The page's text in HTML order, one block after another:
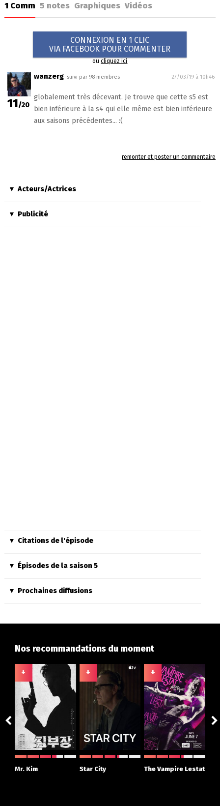
1 Comm 5 notes Graphiques Vidéos
CONNEXION EN 1 CLIC
VIA FACEBOOK POUR COMMENTER
oucliquez ici
11/20
wanzerg suivi par 98 membres 27/03/19 à 10h46
globalement très décevant. Je trouve que cette s5 est
bien inférieure à la s4 qui elle même est bien inférieure
aux saisons précédentes... :(
remonter et poster un commentaire
Acteurs/Actrices
Publicité
Citations de l'épisode
Épisodes de la saison 5
Prochaines diffusions
Nos recommandations du moment
+
Mr. Kim
+
Star City
+
The Vampire Lestat